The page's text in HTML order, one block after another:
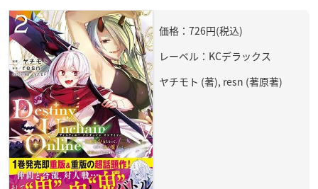
価格：726円(税込)
レーベル：KCデラックス
ヤチモト (著), resn (著原著)